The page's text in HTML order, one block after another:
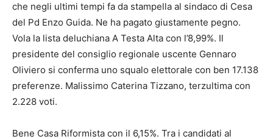
che negli ultimi tempi fa da stampella al sindaco di Cesa
del Pd Enzo Guida. Ne ha pagato giustamente pegno.
Vola la lista deluchiana A Testa Alta con l’8,99%. Il
presidente del consiglio regionale uscente Gennaro
Oliviero si conferma uno squalo elettorale con ben 17.138
preferenze. Malissimo Caterina Tizzano, terzultima con
2.228 voti.
Bene Casa Riformista con il 6,15%. Tra i candidati al